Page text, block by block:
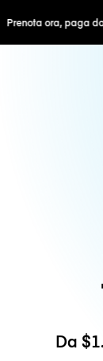
ora, paga dopo
Da